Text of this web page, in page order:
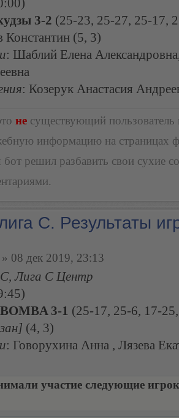
3-2 (25-23, 25-27, 25-17,
Константин (5, 3)
: Шаблий Елена
: Козерук Анастасия
не существующий пользователь
информацию на страницах
бот решил разбавить свои сухие
С. Результаты
» 08 дек 2019, 23:13
Лига С Центр
3-1 (25-17, 25-6, 17-
(4, 3)
: Говорухина Анна , Лязева
участие следующие